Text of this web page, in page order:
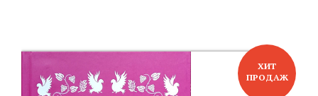
ХИТ
ПРОДАЖ